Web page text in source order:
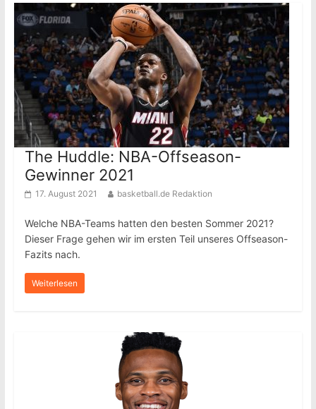
The Huddle: NBA-Offseason-
Gewinner 2021
17. August 2021 basketball.de Redaktion
Welche NBA-Teams hatten den besten Sommer 2021?
Dieser Frage gehen wir im ersten Teil unseres Offseason-
Fazits nach.
Weiterlesen